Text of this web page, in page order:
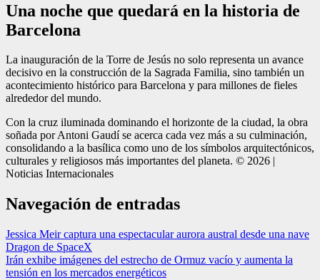
Una noche que quedará en la historia de
Barcelona
La inauguración de la Torre de Jesús no solo representa un avance
decisivo en la construcción de la Sagrada Familia, sino también un
acontecimiento histórico para Barcelona y para millones de fieles
alrededor del mundo.
Con la cruz iluminada dominando el horizonte de la ciudad, la obra
soñada por Antoni Gaudí se acerca cada vez más a su culminación,
consolidando a la basílica como uno de los símbolos arquitectónicos,
culturales y religiosos más importantes del planeta. © 2026 |
Noticias Internacionales
Navegación de entradas
Jessica Meir captura una espectacular aurora austral desde una nave
Dragon de SpaceX
Irán exhibe imágenes del estrecho de Ormuz vacío y aumenta la
tensión en los mercados energéticos